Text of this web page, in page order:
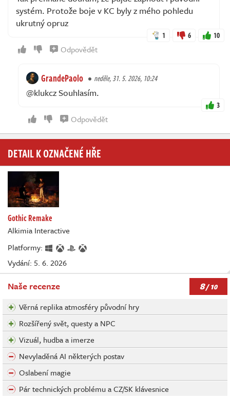
systém. Protože boje v KC byly z mého pohledu
ukrutný opruz
1 6 10
Odpovědět
GrandePaolo neděle, 31. 5. 2026, 10:24
@klukcz Souhlasím.
3
Odpovědět
DETAIL K OZNAČENÉ HŘE
Gothic Remake
Alkimia Interactive
Platformy:
Vydání: 5. 6. 2026
Naše recenze 8/ 10
Věrná replika atmosféry původní hry
Rozšířený svět, questy a NPC
Vizuál, hudba a imerze
Nevyladěná AI některých postav
Oslabení magie
Pár technických problému a CZ/SK klávesnice